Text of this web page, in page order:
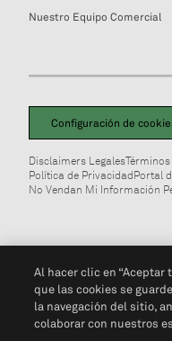
Nuestro Equipo Comercial
Configuración de
Disclaimers LegalesTérminos
Política de PrivacidadPortal
No Vendan Mi Información
Al hacer clic en “Aceptar
que las cookies se
la navegación del sitio,
colaborar con nuestros